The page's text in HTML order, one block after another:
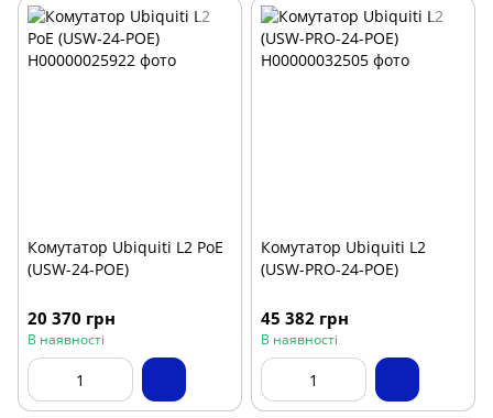
Комутатор Ubiquiti L2 PoE
(USW-24-POE)
20 370 грн
В наявності
Комутатор Ubiquiti L2
(USW-PRO-24-POE)
45 382 грн
В наявності